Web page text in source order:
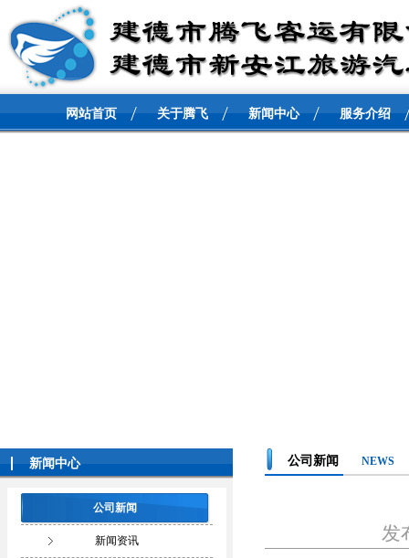
网站首页 关于腾飞 新闻中心 服务介绍
新闻中心
公司新闻
新闻资讯
公司新闻 NEWS
发